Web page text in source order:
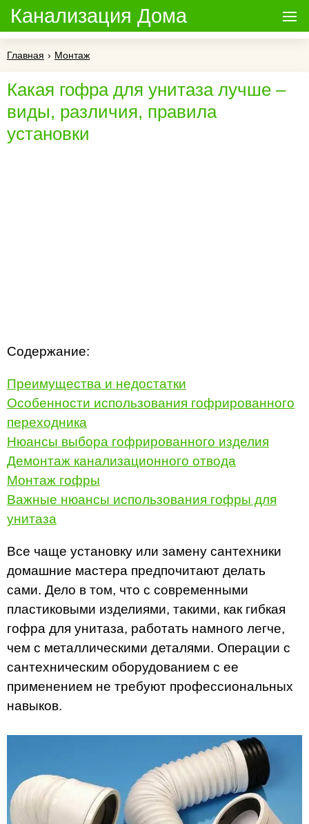
Канализация Дома
Главная › Монтаж
Какая гофра для унитаза лучше –
виды, различия, правила
установки
Содержание:
Преимущества и недостатки
Особенности использования гофрированного
переходника
Нюансы выбора гофрированного изделия
Демонтаж канализационного отвода
Монтаж гофры
Важные нюансы использования гофры для
унитаза
Все чаще установку или замену сантехники
домашние мастера предпочитают делать
сами. Дело в том, что с современными
пластиковыми изделиями, такими, как гибкая
гофра для унитаза, работать намного легче,
чем с металлическими деталями. Операции с
сантехническим оборудованием с ее
применением не требуют профессиональных
навыков.